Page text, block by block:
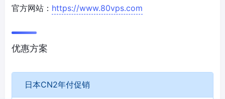
官方网站： https://www.80vps.com
优惠方案
日本CN2年付促销